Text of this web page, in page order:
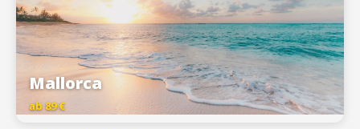
Mallorca
ab 89 €